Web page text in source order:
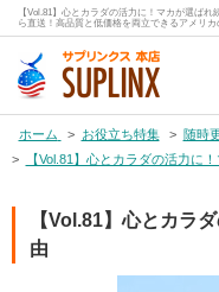
【Vol.81】心とカラダの活力に！マカが選ば
ら直送！高品質と低価格を両立できるアメリ
ホーム > お役立ち特集 > 随時
>
【Vol.81】心とカラダの活力に
【Vol.81】心とカラ
由